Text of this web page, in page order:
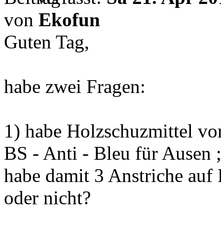
von Ekofun
Guten Tag,
habe zwei Fragen:
1) habe Holzschuzmittel
BS - Anti - Bleu für Ausen
habe damit 3 Anstriche auf
oder nicht?